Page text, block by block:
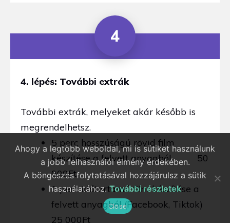
4
4. lépés: További extrák
További extrák, melyeket akár később is
megrendelhetsz.
5 perc hosszúságú rövid film
készítése a felvett anyagból 50
000Ft
1 perc időtartamú film készítése a
felvett anyagból (Facebook, Tiktok)
25 000Ft
Ahogy a legtöbb weboldal, mi is sütiket használunk
a jobb felhasználói élmény érdekében.
A böngészés folytatásával hozzájárulsz a sütik
használatához.További részletek
Close